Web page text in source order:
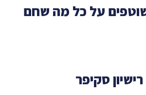
על כל מה שחם
רישיון סקיפר